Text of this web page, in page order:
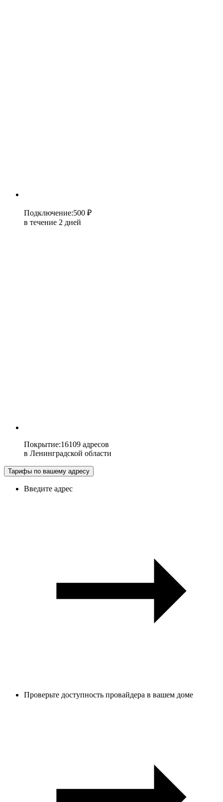
Подключение:500 ₽
в течение 2 дней
Покрытие:16109 адресов
в Ленинградской области
Тарифы по вашему адресу
Введите адрес
Проверьте доступность провайдера в вашем доме